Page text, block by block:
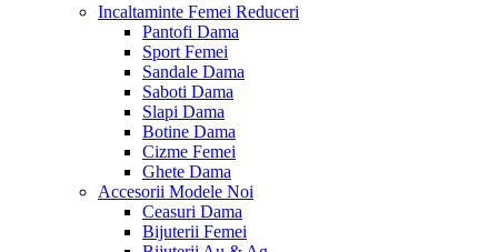
Incaltaminte Femei Reduceri
Pantofi Dama
Sport Femei
Sandale Dama
Saboti Dama
Slapi Dama
Botine Dama
Cizme Femei
Ghete Dama
Accesorii Modele Noi
Ceasuri Dama
Bijuterii Femei